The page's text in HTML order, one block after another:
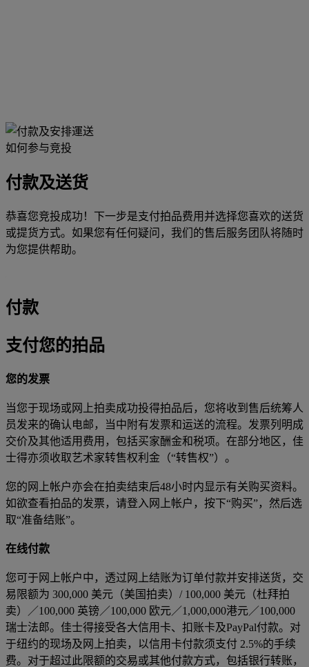
如何参与竞投
付款及送货
恭喜您竞投成功！下一步是支付拍品费用并选择您喜欢的送货
或提货方式。如果您有任何疑问，我们的售后服务团队将随时
为您提供帮助。
付款
支付您的拍品
您的发票
当您于现场或网上拍卖成功投得拍品后，您将收到售后统筹人
员发来的确认电邮，当中附有发票和运送的流程。发票列明成
交价及其他适用费用，包括买家酬金和税项。在部分地区，佳
士得亦须收取艺术家转售权利金（“转售权”）。
您的网上帐户亦会在拍卖结束后48小时内显示有关购买资料。
如欲查看拍品的发票，请登入网上帐户，按下“购买”，然后选
取“准备结账”。
在线付款
您可于网上帐户中，透过网上结账为订单付款并安排送货，交
易限额为 300,000 美元（美国拍卖）/ 100,000 美元（杜拜拍
卖）／100,000 英镑／100,000 欧元／1,000,000港元／100,000
瑞士法郎。佳士得接受各大信用卡、扣账卡及PayPal付款。对
于纽约的现场及网上拍卖，以信用卡付款须支付 2.5%的手续
费。对于超过此限额的交易或其他付款方式，包括银行转账，